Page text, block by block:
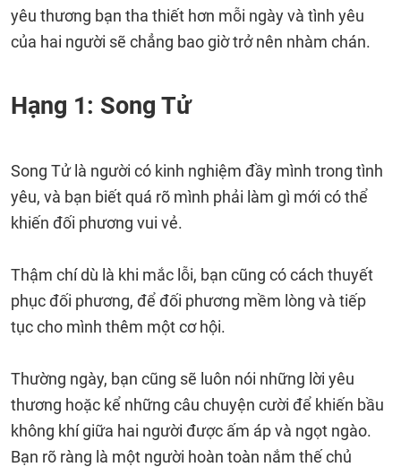
yêu thương bạn tha thiết hơn mỗi ngày và tình yêu
của hai người sẽ chẳng bao giờ trở nên nhàm chán.
Hạng 1: Song Tử
Song Tử là người có kinh nghiệm đầy mình trong tình
yêu, và bạn biết quá rõ mình phải làm gì mới có thể
khiến đối phương vui vẻ.
Thậm chí dù là khi mắc lỗi, bạn cũng có cách thuyết
phục đối phương, để đối phương mềm lòng và tiếp
tục cho mình thêm một cơ hội.
Thường ngày, bạn cũng sẽ luôn nói những lời yêu
thương hoặc kể những câu chuyện cười để khiến bầu
không khí giữa hai người được ấm áp và ngọt ngào.
Bạn rõ ràng là một người hoàn toàn nắm thế chủ